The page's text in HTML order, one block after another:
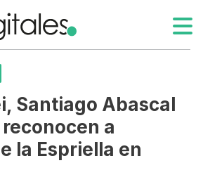
Santiago Abascal
a
la Espriella en